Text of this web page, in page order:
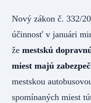
Nový zákon č. 332/
účinnosť v januári
že mestskú
miest majú
mestskou
spomínaných miest